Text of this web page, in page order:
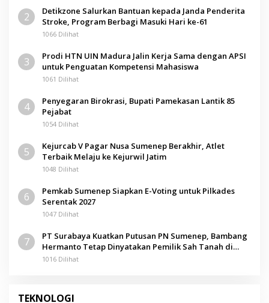
2
Detikzone Salurkan Bantuan kepada Janda Penderita
Stroke, Program Berbagi Masuki Hari ke-61
1066 Dilihat
3
Prodi HTN UIN Madura Jalin Kerja Sama dengan APSI
untuk Penguatan Kompetensi Mahasiswa
1061 Dilihat
4
Penyegaran Birokrasi, Bupati Pamekasan Lantik 85
Pejabat
1054 Dilihat
5
Kejurcab V Pagar Nusa Sumenep Berakhir, Atlet
Terbaik Melaju ke Kejurwil Jatim
1048 Dilihat
6
Pemkab Sumenep Siapkan E-Voting untuk Pilkades
Serentak 2027
1047 Dilihat
7
PT Surabaya Kuatkan Putusan PN Sumenep, Bambang
Hermanto Tetap Dinyatakan Pemilik Sah Tanah di
Pamolokan
1016 Dilihat
TEKNOLOGI